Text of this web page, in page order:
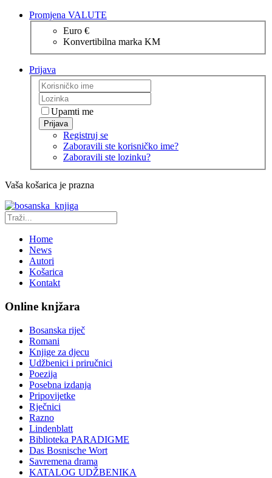
Promjena VALUTE
Euro €
Konvertibilna marka KM
Prijava
Upamti me
Prijava
Registruj se
Zaboravili ste korisničko ime?
Zaboravili ste lozinku?
Vaša košarica je prazna
Home
News
Autori
Košarica
Kontakt
Online knjžara
Bosanska riječ
Romani
Knjige za djecu
Udžbenici i priručnici
Poezija
Posebna izdanja
Pripovijetke
Rječnici
Razno
Lindenblatt
Biblioteka PARADIGME
Das Bosnische Wort
Savremena drama
KATALOG UDŽBENIKA